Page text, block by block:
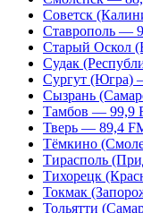
Советск
Ставрополь —
Старый Оскол
Судак
Сургут (Югра)
Сызрань
Тамбов — 99,9
Тверь — 89,4
Тёмкино
Тирасполь
Тихорецк
Токмак
Тольятти